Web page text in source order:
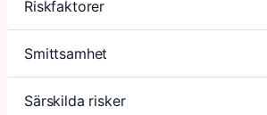
Riskfaktorer
Smittsamhet
Särskilda risker